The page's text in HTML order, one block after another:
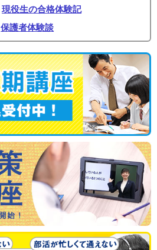
現役生の合格体験記
保護者体験談